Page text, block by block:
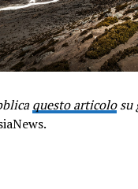
questo articolosu